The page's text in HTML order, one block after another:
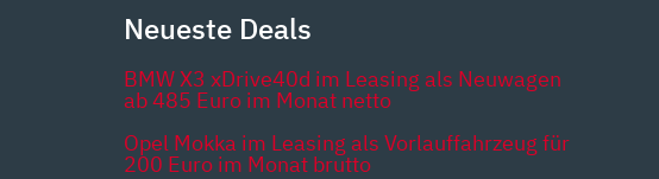
Neueste Deals
BMW X3 xDrive40d im Leasing als Neuwagen
ab 485 Euro im Monat netto
Opel Mokka im Leasing als Vorlauffahrzeug für
200 Euro im Monat brutto